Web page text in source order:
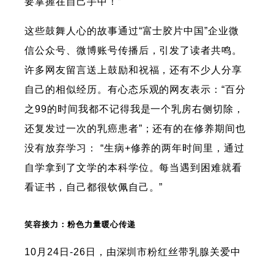
这些鼓舞人心的故事通过“富士胶片中国”企业微
信公众号、微博账号传播后，引发了读者共鸣。
许多网友留言送上鼓励和祝福，还有不少人分享
自己的相似经历。有心态乐观的网友表示：“百分
之99的时间我都不记得我是一个乳房右侧切除，
还复发过一次的乳癌患者”；还有的在修养期间也
没有放弃学习： “生病+修养的两年时间里，通过
自学拿到了文学的本科学位。每当遇到困难就看
看证书，自己都很钦佩自己。”
笑容接力：粉色力量暖心传递
10月24日-26日，由深圳市粉红丝带乳腺关爱中